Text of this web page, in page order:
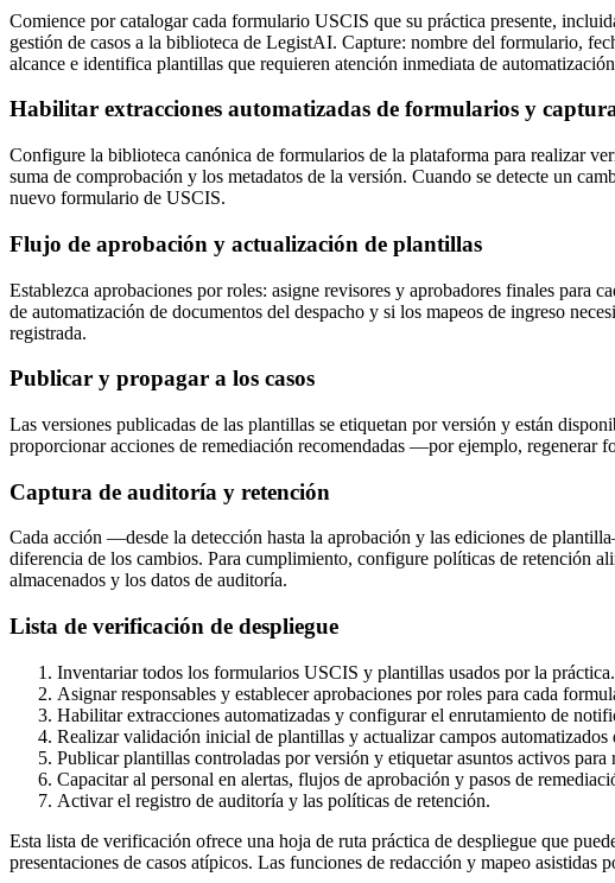
Comience por catalogar cada formulario USCIS que su práctica presente,
gestión de casos a la biblioteca de LegistAI. Capture: nombre del formulario,
alcance e identifica plantillas que requieren atención inmediata de
Habilitar extracciones automatizadas de formularios y
Configure la biblioteca canónica de formularios de la plataforma para realizar
suma de comprobación y los metadatos de la versión. Cuando se detecte un
nuevo formulario de USCIS.
Flujo de aprobación y actualización de plantillas
Establezca aprobaciones por roles: asigne revisores y aprobadores finales
de automatización de documentos del despacho y si los mapeos de ingreso
registrada.
Publicar y propagar a los casos
Las versiones publicadas de las plantillas se etiquetan por versión y están
proporcionar acciones de remediación recomendadas —por ejemplo, regenerar
Captura de auditoría y retención
Cada acción —desde la detección hasta la aprobación y las ediciones de
diferencia de los cambios. Para cumplimiento, configure políticas de retención
almacenados y los datos de auditoría.
Lista de verificación de despliegue
Inventariar todos los formularios USCIS y plantillas usados por la práctica.
Asignar responsables y establecer aprobaciones por roles para cada
Habilitar extracciones automatizadas y configurar el enrutamiento de
Realizar validación inicial de plantillas y actualizar campos automatizados
Publicar plantillas controladas por versión y etiquetar asuntos activos para
Capacitar al personal en alertas, flujos de aprobación y pasos de
Activar el registro de auditoría y las políticas de retención.
Esta lista de verificación ofrece una hoja de ruta práctica de despliegue que
presentaciones de casos atípicos. Las funciones de redacción y mapeo